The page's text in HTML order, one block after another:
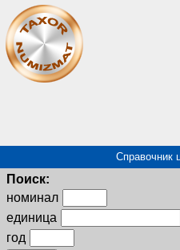
Справочник
Поиск:
номинал
единица
год